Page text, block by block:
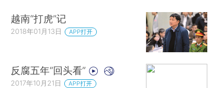
越南“打虎”记
2018年01月13日 APP打开
反腐五年“回头看”
2017年10月21日 APP打开